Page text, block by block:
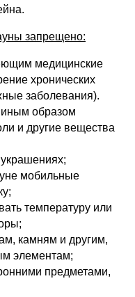
запрещено:
медицинские
хронических
заболевания).
образом
и другие вещества
мобильные
температуру или
камням и другим,
элементам;
предметами,